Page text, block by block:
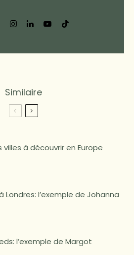
Similaire
villes à découvrir en Europe
Londres: l’exemple de Johanna
l’exemple de Margot